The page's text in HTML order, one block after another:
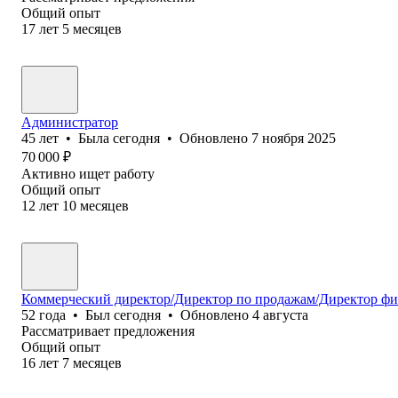
Общий опыт
17 лет 5 месяцев
Администратор
45 лет • Была сегодня • Обновлено 7 ноября 2025
70 000 ₽
Активно ищет работу
Общий опыт
12 лет 10 месяцев
Коммерческий директор/Директор по продажам/Директор
52 года • Был сегодня • Обновлено 4 августа
Рассматривает предложения
Общий опыт
16 лет 7 месяцев